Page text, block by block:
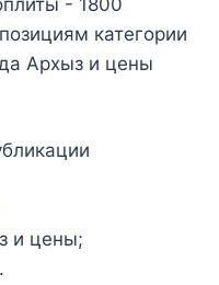
категории
Архыз и цены
и цены;